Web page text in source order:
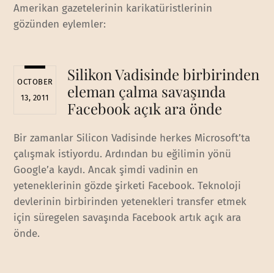
Amerikan gazetelerinin karikatüristlerinin
gözünden eylemler:
OCTOBER
13, 2011
Silikon Vadisinde birbirinden
eleman çalma savaşında
Facebook açık ara önde
Bir zamanlar Silicon Vadisinde herkes Microsoft’ta
çalışmak istiyordu. Ardından bu eğilimin yönü
Google’a kaydı. Ancak şimdi vadinin en
yeteneklerinin gözde şirketi Facebook. Teknoloji
devlerinin birbirinden yetenekleri transfer etmek
için süregelen savaşında Facebook artık açık ara
önde.